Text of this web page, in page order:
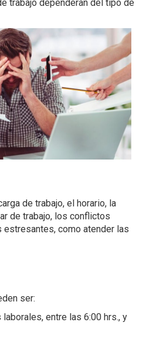
trabajo dependeran del tipo de
de trabajo, el horario, la
de trabajo, los conflictos
como atender las
ser:
entre las 6:00 hrs., y